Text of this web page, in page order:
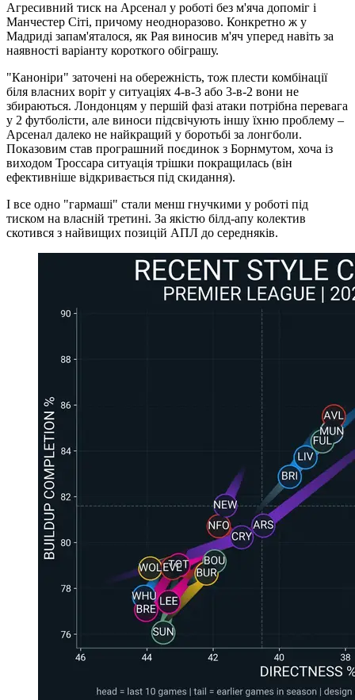
Агресивний тиск на Арсенал у роботі без м'яча допоміг і
Манчестер Сіті, причому неодноразово. Конкретно ж у
Мадриді запам'яталося, як Рая виносив м'яч уперед навіть за
наявності варіанту короткого обіграшу.
"Каноніри" заточені на обережність, тож плести комбінації
біля власних воріт у ситуаціях 4-в-3 або 3-в-2 вони не
збираються. Лондонцям у першій фазі атаки потрібна перевага
у 2 футболісти, але виноси підсвічують іншу їхню проблему –
Арсенал далеко не найкращий у боротьбі за лонгболи.
Показовим став програшний поєдинок з Борнмутом, хоча із
виходом Троссара ситуація трішки покращилась (він
ефективніше відкривається під скидання).
І все одно "гармаші" стали менш гнучкими у роботі під
тиском на власній третині. За якістю білд-апу колектив
скотився з найвищих позицій АПЛ до середняків.